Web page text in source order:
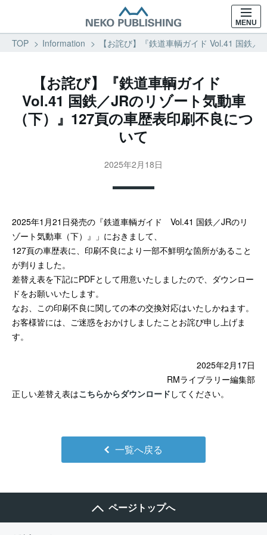
MENU
TOP Information 【お詫び】『鉄道車輌ガイド Vol.41 国鉄
【お詫び】『鉄道車輌ガイド
Vol.41 国鉄／JRのリゾート気動車
（下）』127頁の車歴表印刷不良につ
いて
2025年2月18日
2025年1月21日発売の『鉄道車輌ガイド Vol.41 国鉄／JRのリ
ゾート気動車（下）』」におきまして、
127頁の車歴表に、印刷不良により一部不鮮明な箇所があること
が判りました。
差替え表を下記にPDFとして用意いたしましたので、ダウンロー
ドをお願いいたします。
なお、この印刷不良に関しての本の交換対応はいたしかねます。
お客様皆には、ご迷惑をおかけしましたことお詫び申し上げま
す。
2025年2月17日
RMライブラリー編集部
正しい差替え表はこちらからダウンロード してください。
一覧へ戻る
ページトップへ